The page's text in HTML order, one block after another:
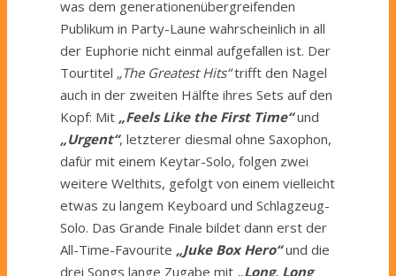
was dem generationenübergreifenden
Publikum in Party-Laune wahrscheinlich in all
der Euphorie nicht einmal aufgefallen ist. Der
Tourtitel „The Greatest Hits“trifft den Nagel
auch in der zweiten Hälfte ihres Sets auf den
Kopf: Mit „Feels Like the First Time“und
„Urgent“, letzterer diesmal ohne Saxophon,
dafür mit einem Keytar-Solo, folgen zwei
weitere Welthits, gefolgt von einem vielleicht
etwas zu langem Keyboard und Schlagzeug-
Solo. Das Grande Finale bildet dann erst der
All-Time-Favourite „Juke Box Hero“und die
drei Songs lange Zugabe mit „Long, Long